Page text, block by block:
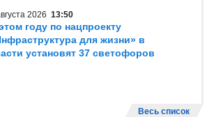
2026 13:50
году по нацпроекту
для жизни» в
установят 37 светофоров
Весь список